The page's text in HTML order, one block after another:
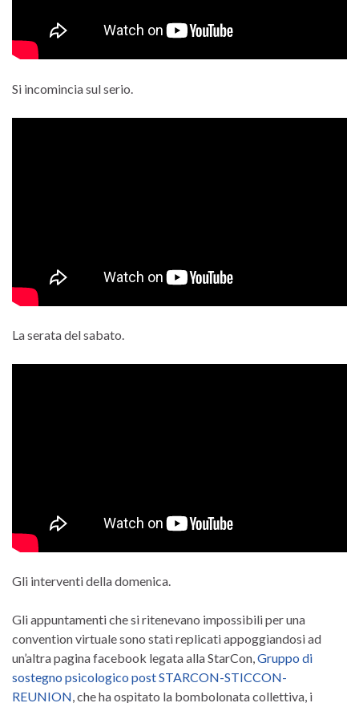
Si incomincia sul serio.
La serata del sabato.
Gli interventi della domenica.
Gli appuntamenti che si ritenevano impossibili per una
convention virtuale sono stati replicati appoggiandosi ad
un’altra pagina facebook legata alla StarCon, Gruppo di
sostegno psicologico post STARCON-STICCON-
REUNION , che ha ospitato la bombolonata collettiva, i